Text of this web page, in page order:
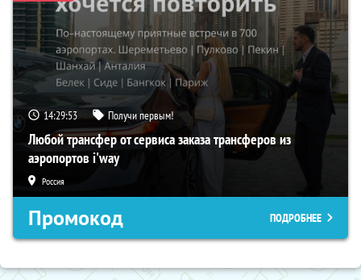
14:29:52 Получи первым!
Любой трансфер от сервиса заказа трансферов из
аэропортов i'way
Россия
Промокод ПОДРОБНЕЕ